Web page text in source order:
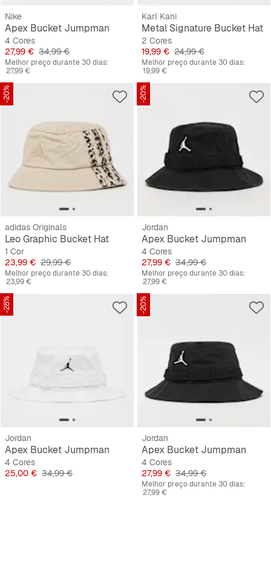
Nike
Apex Bucket Jumpman
4 Cores
Preço
27,99 € Preço original
34,99 €
Melhor preço durante 30 dias:
27,99 €
Karl Kani
Metal Signature Bucket Hat
2 Cores
Preço
19,99 € Preço original
24,99 €
Melhor preço durante 30 dias:
19,99 €
-20%
adidas Originals
Leo Graphic Bucket Hat
1 Cor
Preço
23,99 € Preço original
29,99 €
Melhor preço durante 30 dias:
23,99 €
-20%
Jordan
Apex Bucket Jumpman
4 Cores
Preço
27,99 € Preço original
34,99 €
Melhor preço durante 30 dias:
27,99 €
-28%
Jordan
Apex Bucket Jumpman
4 Cores
Preço
25,00 € Preço original
34,99 €
-20%
Jordan
Apex Bucket Jumpman
4 Cores
Preço
27,99 € Preço original
34,99 €
Melhor preço durante 30 dias:
27,99 €